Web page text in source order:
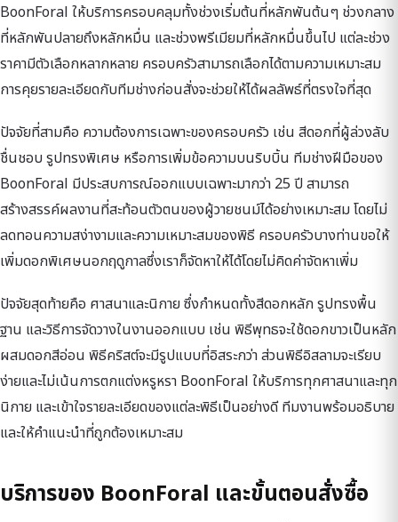
BoonForal ให้บริการครอบคลุมทั้งช่วงเริ่มต้นที่หลักพันต้นๆ ช่วงกลาง
ที่หลักพันปลายถึงหลักหมื่น และช่วงพรีเมียมที่หลักหมื่นขึ้นไป แต่ละช่วง
ราคามีตัวเลือกหลากหลาย ครอบครัวสามารถเลือกได้ตามความเหมาะสม
การคุยรายละเอียดกับทีมช่างก่อนสั่งจะช่วยให้ได้ผลลัพธ์ที่ตรงใจที่สุด
ปัจจัยที่สามคือ ความต้องการเฉพาะของครอบครัว เช่น สีดอกที่ผู้ล่วงลับ
ชื่นชอบ รูปทรงพิเศษ หรือการเพิ่มข้อความบนริบบิ้น ทีมช่างฝีมือของ
BoonForal มีประสบการณ์ออกแบบเฉพาะมากว่า 25 ปี สามารถ
สร้างสรรค์ผลงานที่สะท้อนตัวตนของผู้วายชนม์ได้อย่างเหมาะสม โดยไม่
ลดทอนความสง่างามและความเหมาะสมของพิธี ครอบครัวบางท่านขอให้
เพิ่มดอกพิเศษนอกฤดูกาลซึ่งเราก็จัดหาให้ได้โดยไม่คิดค่าจัดหาเพิ่ม
ปัจจัยสุดท้ายคือ ศาสนาและนิกาย ซึ่งกำหนดทั้งสีดอกหลัก รูปทรงพื้น
ฐาน และวิธีการจัดวางในงานออกแบบ เช่น พิธีพุทธจะใช้ดอกขาวเป็นหลัก
ผสมดอกสีอ่อน พิธีคริสต์จะมีรูปแบบที่อิสระกว่า ส่วนพิธีอิสลามจะเรียบ
ง่ายและไม่เน้นการตกแต่งหรูหรา BoonForal ให้บริการทุกศาสนาและทุก
นิกาย และเข้าใจรายละเอียดของแต่ละพิธีเป็นอย่างดี ทีมงานพร้อมอธิบาย
และให้คำแนะนำที่ถูกต้องเหมาะสม
บริการของ BoonForal และขั้นตอนสั่งซื้อ